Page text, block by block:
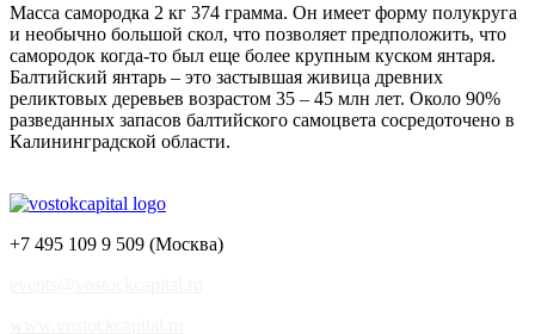
Масса самородка 2 кг 374 грамма. Он имеет форму полукруга
и необычно большой скол, что позволяет предположить, что
самородок когда-то был еще более крупным куском янтаря.
Балтийский янтарь – это застывшая живица древних
реликтовых деревьев возрастом 35 – 45 млн лет. Около 90%
разведанных запасов балтийского самоцвета сосредоточено в
Калининградской области.
+7 495 109 9 509 (Москва)